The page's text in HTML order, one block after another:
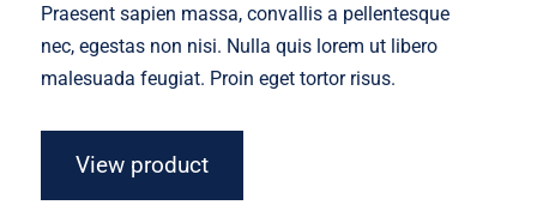
Praesent sapien massa, convallis a pellentesque
nec, egestas non nisi. Nulla quis lorem ut libero
malesuada feugiat. Proin eget tortor risus.
View product